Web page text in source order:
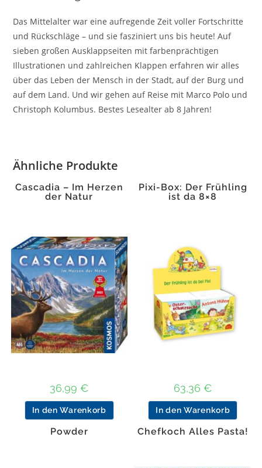
Das Mittelalter war eine aufregende Zeit voller Fortschritte
und Rückschläge – und sie fasziniert uns bis heute! Auf
sieben großen Ausklappseiten mit farbenprächtigen
Illustrationen und zahlreichen Klappen erfahren wir alles
über das Leben der Mensch in der Stadt, auf der Burg und
auf dem Land. Und wir gehen auf Reise mit Marco Polo und
Christoph Kolumbus. Bestes Lesealter ab 8 Jahren!
Ähnliche Produkte
Cascadia – Im Herzen
der Natur
36,99 €
In den Warenkorb
Pixi-Box: Der Frühling
ist da 8×8
63,36 €
In den Warenkorb
Powder Chefkoch Alles Pasta!